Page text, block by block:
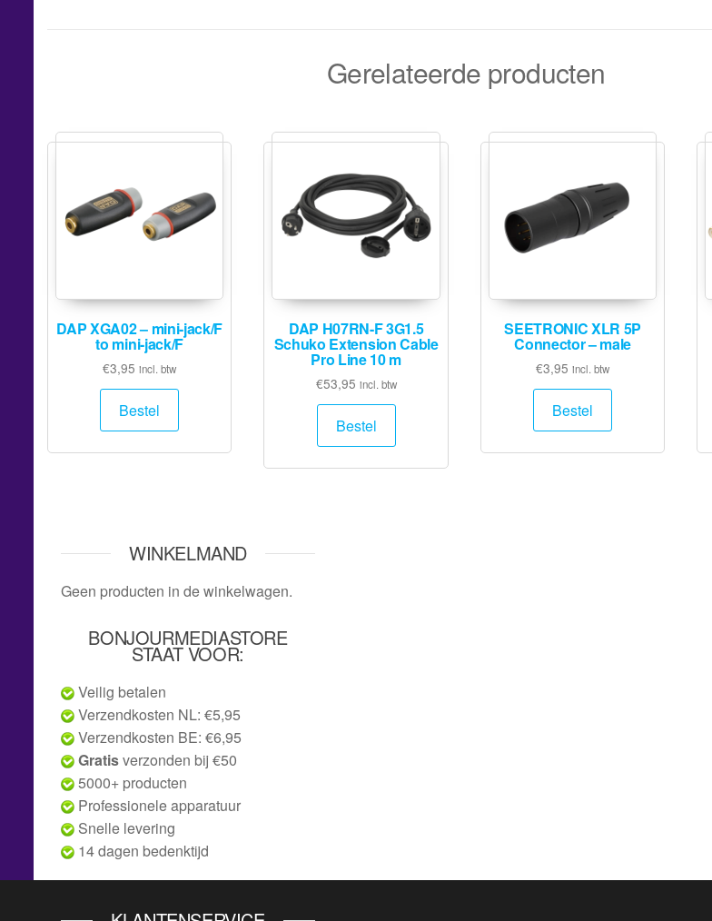
Gerelateerde producten
DAP XGA02 – mini-jack/F
to mini-jack/F
€3,95 incl. btw
Bestel
DAP H07RN-F 3G1.5
Schuko Extension Cable
Pro Line 10 m
€53,95 incl. btw
Bestel
SEETRONIC XLR 5P
Connector – male
€3,95 incl. btw
Bestel
WINKELMAND
Geen producten in de winkelwagen.
BONJOURMEDIASTORE
STAAT VOOR:
Veilig betalen
Verzendkosten NL: €5,95
Verzendkosten BE: €6,95
Gratisverzonden bij €50
5000+ producten
Professionele apparatuur
Snelle levering
14 dagen bedenktijd